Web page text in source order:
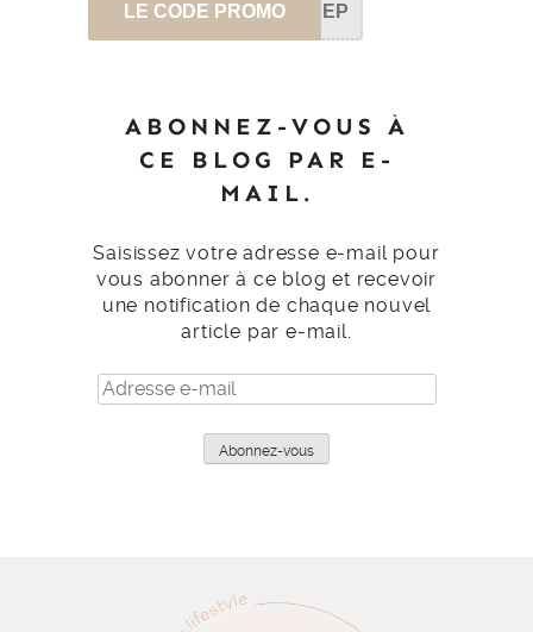
LE CODE PROMO SEP
ABONNEZ-VOUS À
CE BLOG PAR E-
MAIL.
Saisissez votre adresse e-mail pour
vous abonner à ce blog et recevoir
une notification de chaque nouvel
article par e-mail.
Adresse
e-
Abonnez-vous